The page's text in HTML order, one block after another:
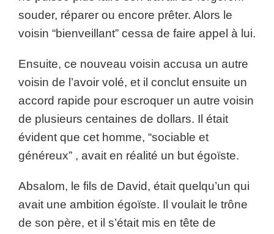
souder, réparer ou encore prêter. Alors le
voisin “bienveillant” cessa de faire appel à lui.
Ensuite, ce nouveau voisin accusa un autre
voisin de l’avoir volé, et il conclut ensuite un
accord rapide pour escroquer un autre voisin
de plusieurs centaines de dollars. Il était
évident que cet homme, “sociable et
généreux” , avait en réalité un but égoïste.
Absalom, le fils de David, était quelqu’un qui
avait une ambition égoïste. Il voulait le trône
de son père, et il s’était mis en tête de